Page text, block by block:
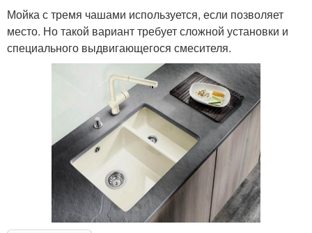
Мойка с тремя чашами используется, если позволяет
место. Но такой вариант требует сложной установки и
специального выдвигающегося смесителя.